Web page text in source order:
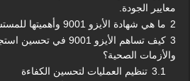
معايير الجودة.
2 ما هي شهادة الأيزو 9001 وأهميتها للمستشفيات؟
3
كيف تساهم الأيزو
والأزمات الصحية؟
3.1 تنظيم العمليات لتحسين الكفاءة